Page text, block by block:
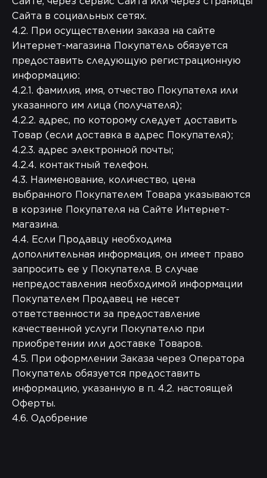
Сайта в социальных сетях.
4.2. При осуществлении заказа на сайте
Интернет-магазина Покупатель обязуется
предоставить следующую регистрационную
информацию:
4.2.1. фамилия, имя, отчество Покупателя или
указанного им лица (получателя);
4.2.2. адрес, по которому следует доставить
Товар (если доставка в адрес Покупателя);
4.2.3. адрес электронной почты;
4.2.4. контактный телефон.
4.3. Наименование, количество, цена
выбранного Покупателем Товара указываются
в корзине Покупателя на Сайте Интернет-
магазина.
4.4. Если Продавцу необходима
дополнительная информация, он имеет право
запросить ее у Покупателя. В случае
непредоставления необходимой информации
Покупателем Продавец не несет
ответственности за предоставление
качественной услуги Покупателю при
приобретении или доставке Товаров.
4.5. При оформлении Заказа через Оператора
Покупатель обязуется предоставить
информацию, указанную в п. 4.2. настоящей
Оферты.
4.6. Одобрение